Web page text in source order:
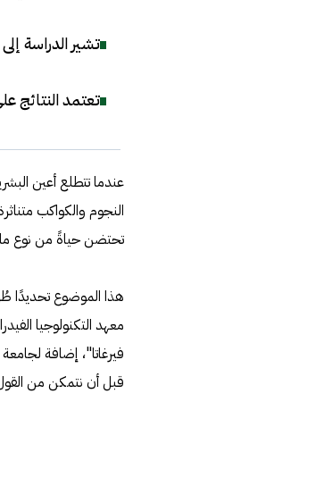
تشير الدراسة إلى ضرورة تحليل 40-80 كوكبًا
تعتمد النتائج
عندما تتطلع أعين
النجوم والكواكب
تحتضن حياةً من نوع
هذا الموضوع تحديدًا
فيرغاتا"، إضافة
قبل أن نتمكن من